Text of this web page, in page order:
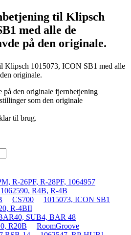
til Klipsch
med alle de
på den originale.
Klipsch 1015073, ICON SB1 med alle
originale.
på den originale fjernbetjening
som den originale
til brug.
R-26PF, R-28PF, 1064957
1062590, R4B, R-4B
CS700
1015073, ICON SB1
R-4BII
SUB4, BAR 48
R20B
RoomGroove